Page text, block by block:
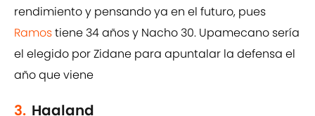
rendimiento y pensando ya en el futuro, pues
Ramostiene 34 años y Nacho 30. Upamecano sería
el elegido por Zidane para apuntalar la defensa el
año que viene
3. Haaland